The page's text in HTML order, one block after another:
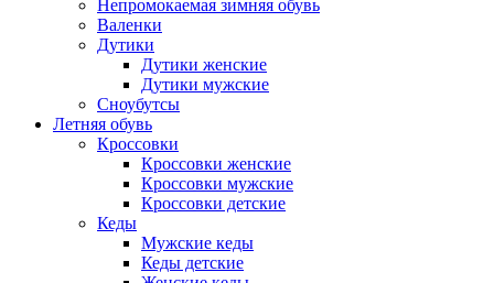
Непромокаемая зимняя обувь
Валенки
Дутики
Дутики женские
Дутики мужские
Сноубутсы
Летняя обувь
Кроссовки
Кроссовки женские
Кроссовки мужские
Кроссовки детские
Кеды
Мужские кеды
Кеды детские